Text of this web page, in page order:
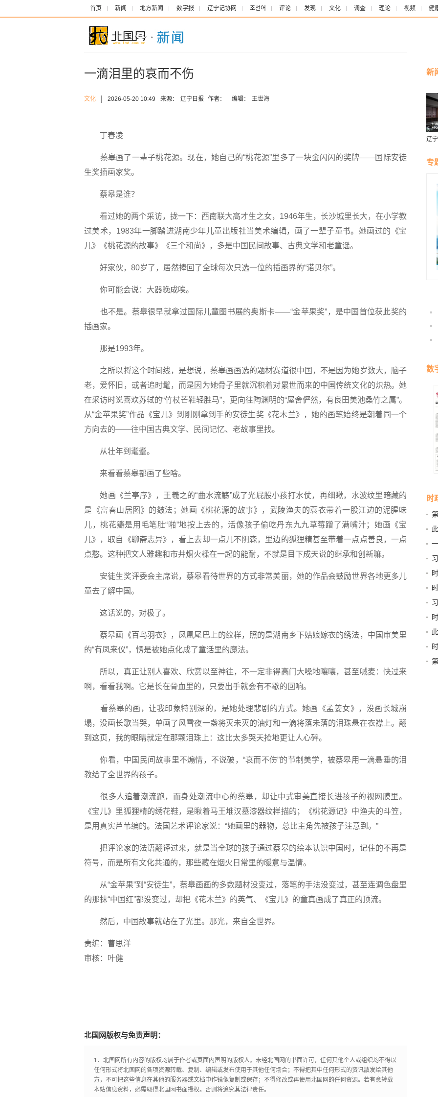
首页 新闻 地方新闻 数字报 辽宁记协网 조선어 评论 发现 文化 调查 理论 视频 健
一滴泪里的哀而不伤
文化 2026-05-20 10:49 来源： 辽宁日报 作者： 编辑： 王世海
丁春凌
蔡皋画了一辈子桃花源。现在，她自己的“桃花源”里多了一块金闪闪的奖牌——国际安徒
生奖插画家奖。
蔡皋是谁？
看过她的两个采访，拢一下：西南联大高才生之女，1946年生，长沙城里长大，在小学教
过美术，1983年一脚踏进湖南少年儿童出版社当美术编辑，画了一辈子童书。她画过的《宝
儿》《桃花源的故事》《三个和尚》，多是中国民间故事、古典文学和老童谣。
好家伙，80岁了，居然捧回了全球每次只选一位的插画界的“诺贝尔”。
你可能会说：大器晚成唉。
也不是。蔡皋很早就拿过国际儿童图书展的奥斯卡——“金苹果奖”，是中国首位获此奖的
插画家。
那是1993年。
之所以捋这个时间线，是想说，蔡皋画画选的题材赛道很中国，不是因为她岁数大，脑子
老，爱怀旧，或者追时髦，而是因为她骨子里就沉积着对累世而来的中国传统文化的炽热。她
在采访时说喜欢苏轼的“竹杖芒鞋轻胜马”，更向往陶渊明的“屋舍俨然，有良田美池桑竹之属”。
从“金苹果奖”作品《宝儿》到刚刚拿到手的安徒生奖《花木兰》，她的画笔始终是朝着同一个
方向去的——往中国古典文学、民间记忆、老故事里找。
从壮年到耄耋。
来看看蔡皋都画了些啥。
她画《兰亭序》，王羲之的“曲水流觞”成了光屁股小孩打水仗，再细瞅，水波纹里暗藏的
是《富春山居图》的皴法；她画《桃花源的故事》，武陵渔夫的蓑衣带着一股江边的泥腥味
儿，桃花瓣是用毛笔肚“啪”地按上去的，活像孩子偷吃丹东九九草莓蹭了满嘴汁；她画《宝
儿》，取自《聊斋志异》，看上去却一点儿不阴森，里边的狐狸精甚至带着一点点善良，一点
点憨。这种把文人雅趣和市井烟火糅在一起的能耐，不就是目下成天说的继承和创新嘛。
安徒生奖评委会主席说，蔡皋看待世界的方式非常美丽，她的作品会鼓励世界各地更多儿
童去了解中国。
这话说的，对极了。
蔡皋画《百鸟羽衣》，凤凰尾巴上的纹样，照的是湖南乡下姑娘嫁衣的绣法，中国审美里
的“有凤来仪”，愣是被她点化成了童话里的魔法。
所以，真正让别人喜欢、欣赏以至神往，不一定非得高门大嗓地嚷嚷，甚至喊麦：快过来
啊，看看我啊。它是长在骨血里的，只要出手就会有不歇的回响。
看蔡皋的画，让我印象特别深的，是她处理悲剧的方式。她画《孟姜女》，没画长城崩
塌，没画长歌当哭，单画了风雪夜一盏将灭未灭的油灯和一滴将落未落的泪珠悬在衣襟上。翻
到这页，我的眼睛就定在那颗泪珠上：这比太多哭天抢地更让人心碎。
你看，中国民间故事里不煽情，不说破，“哀而不伤”的节制美学，被蔡皋用一滴悬垂的泪
教给了全世界的孩子。
很多人追着潮流跑，而身处潮流中心的蔡皋，却让中式审美直接长进孩子的视网膜里。
《宝儿》里狐狸精的绣花鞋，是瞅着马王堆汉墓漆器纹样描的；《桃花源记》中渔夫的斗笠，
是用真实芦苇编的。法国艺术评论家说：“她画里的器物，总比主角先被孩子注意到。”
把评论家的法语翻译过来，就是当全球的孩子通过蔡皋的绘本认识中国时，记住的不再是
符号，而是所有文化共通的，那些藏在烟火日常里的暖意与温情。
从“金苹果”到“安徒生”，蔡皋画画的多数题材没变过，落笔的手法没变过，甚至连调色盘里
的那抹“中国红”都没变过，却把《花木兰》的英气、《宝儿》的童真画成了真正的顶流。
然后，中国故事就站在了光里。那光，来自全世界。
责编：曹思洋
审核：叶健
北国网版权与免责声明：
1、北国网所有内容的版权均属于作者或页面内声明的版权人。未经北国网的书面许可，任何其他个人或组织均不得以
任何形式将北国网的各项资源转载、复制、编辑或发布使用于其他任何场合；不得把其中任何形式的资讯散发给其他
方，不可把这些信息在其他的服务器或文档中作镜像复制或保存；不得修改或再使用北国网的任何资源。若有意转载
本站信息资料，必需取得北国网书面授权。否则将追究其法律责任。
新
辽
专
数
时
新
京
和
稳
书